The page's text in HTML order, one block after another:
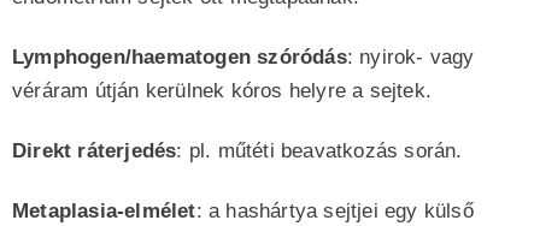
Lymphogen/haematogen szóródás: nyirok- vagy
véráram útján kerülnek kóros helyre a sejtek.
Direkt ráterjedés: pl. műtéti beavatkozás során.
Metaplasia-elmélet: a hashártya sejtjei egy külső